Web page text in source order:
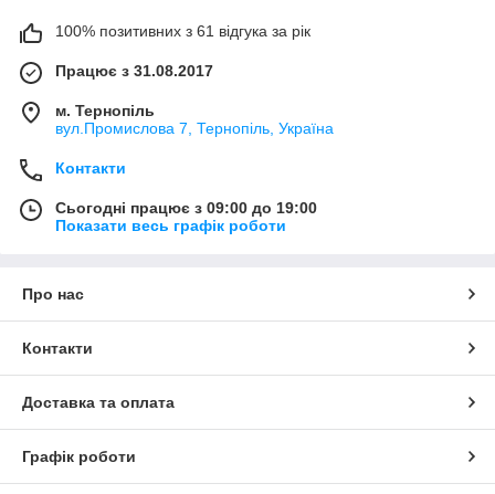
100% позитивних з 61 відгука за рік
Працює з 31.08.2017
м. Тернопіль
вул.Промислова 7, Тернопіль, Україна
Контакти
Сьогодні працює з 09:00 до 19:00
Показати весь графік роботи
Про нас
Контакти
Доставка та оплата
Графік роботи